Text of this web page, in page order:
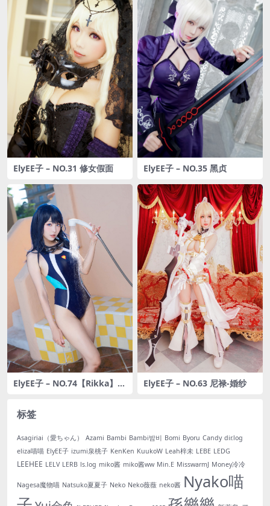
ElyEE子 – NO.31 修女假面 ElyEE子 – NO.35 黑贞
ElyEE子 – NO.74【Rikka】六
ElyEE子 – NO.63 尼禄-婚纱
标签
Asagiriai（愛ちゃん） Azami Bambi Bambi밤비 Bomi Byoru Candy dir.log
eliza喵喵 ElyEE子 izumi泉桃子 KenKen KuukoW Leah梓未 LEBE LEDG
LEEHEE LELV LERB ls.log miko酱 miko酱ww Min.E MisswarmJ Money冷冷
Nagesa魔物喵 Natsuko夏夏子 Neko Neko薇薇 neko酱 Nyako喵